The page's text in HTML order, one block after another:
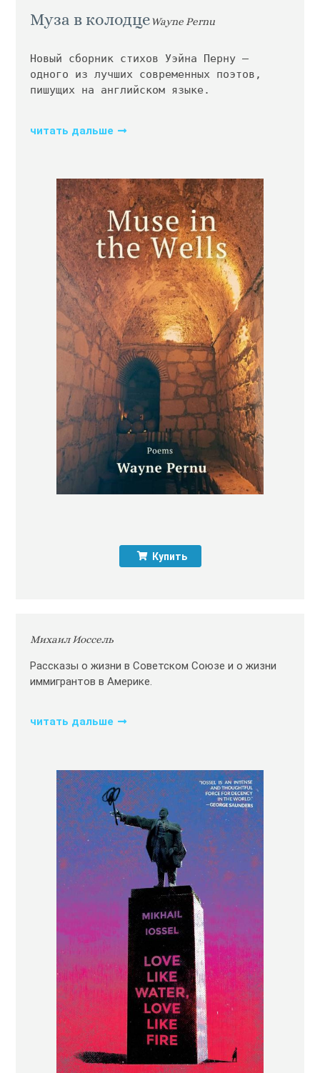
Муза в колодцеWayne Pernu
Новый сборник стихов Уэйна Перну —
одного из лучших современных поэтов,
пишущих на английском языке.
читать дальше
Купить
Михаил Иоссель
Рассказы о жизни в Советском Союзе и о жизни
иммигрантов в Америке.
читать дальше